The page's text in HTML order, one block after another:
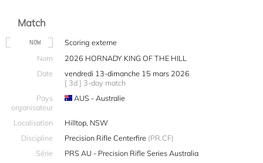
Match
NOW
Scoring externe
Nom
2026 HORNADY KING OF THE HILL
Date
vendredi 13-dimanche 15 mars 2026
[ 3d ] 3-day match
Pays
organisateur
AUS - Australie
Localisation
Hilltop, NSW
Discipline
Precision Rifle Centerfire (PR.CF)
Série
PRS AU - Precision Rifle Series Australia